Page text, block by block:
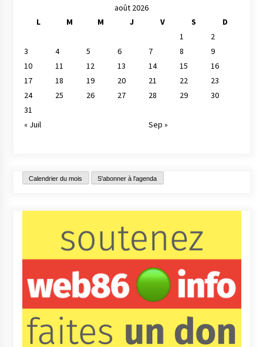
août 2026
L
M M J V S
D
1
2
3
4 5 6 7 8
9
10
11 12 13 14 15
16
17
18 19 20 21 22
23
24
25 26 27 28 29
30
31
« Juil
Sep »
Calendrier du mois S'abonner à l'agenda